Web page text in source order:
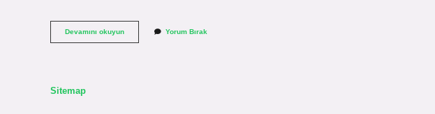
Devamını okuyunLas
Vegas
Yorum Bırak
Sitemap